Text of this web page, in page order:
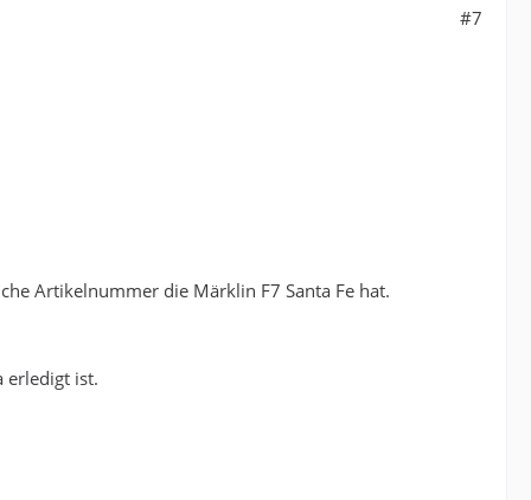
#7
Artikelnummer die Märklin F7 Santa Fe hat.
erledigt ist.